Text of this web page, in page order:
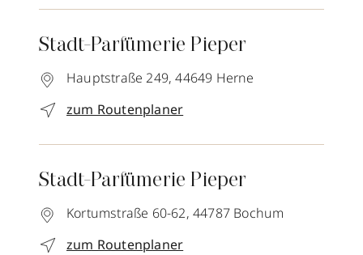
Stadt-Parfümerie Pieper
Hauptstraße 249, 44649 Herne
zum Routenplaner
Stadt-Parfümerie Pieper
Kortumstraße 60-62, 44787 Bochum
zum Routenplaner